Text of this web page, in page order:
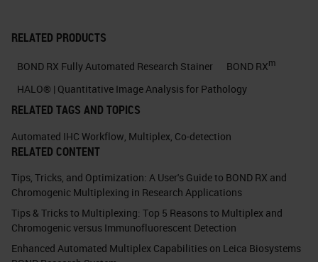
expanding and having people like
AstraZeneca and Abcam also on
campus, as well as the rest of the
university, allows us to have large
collaborations and get the best out
of the science on the campus.
Thank you very much, Jo. That's
interesting to hear about how you
work with Adam Brooks and Abcam
and AstraZeneca. I'm interested to
RELATED PRODUCTS
BOND RX Fully Automated Research Stainer BOND RXm
HALO® | Quantitative Image Analysis for Pathology
RELATED TAGS AND TOPICS
Automated IHC Workflow, Multiplex, Co-detection
RELATED CONTENT
Tips, Tricks, and Optimization: A User's Guide to BOND RX and
Chromogenic Multiplexing in Research Applications
Tips & Tricks to Multiplexing: Top 5 Reasons to Multiplex and
Chromogenic versus Immunofluorescent Detection
Enhanced Automated Multiplex Capabilities on Leica Biosystems